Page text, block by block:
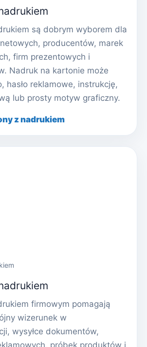
są dobrym wyborem dla
producentów, marek
firm prezentowych i
Nadruk na kartonie może
hasło reklamowe, instrukcję,
lub prosty motyw graficzny.
z nadrukiem
firmowym pomagają
wizerunek w
wysyłce dokumentów,
próbek produktów i